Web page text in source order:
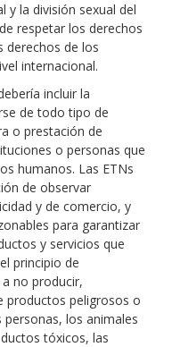
y la división sexual del
respetar los derechos
derechos de los
internacional.
incluir la
de todo tipo de
o prestación de
o personas que
humanos. Las ETNs
de observar
y de comercio, y
para garantizar
y servicios que
principio de
no producir,
productos peligrosos o
los animales
tóxicos, las